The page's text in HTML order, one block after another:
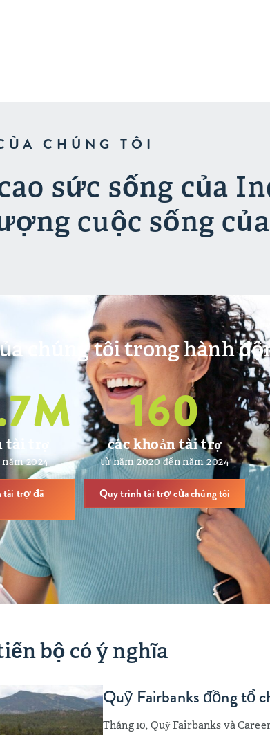
CHÚNG TÔI
sức sống của
cuộc sống
chúng tôi trong hành
M
tài trợ
2024
tài trợ đã
160
các khoản tài trợ
từ năm 2020 đến năm 2024
Quy trình tài trợ của chúng tôi
bộ có ý nghĩa
Quỹ Fairbanks đồng tổ
Tháng 10, Quỹ Fairbanks và